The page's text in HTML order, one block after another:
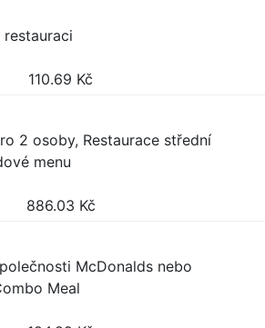
110.69 Kč
2 osoby, Restaurace střední
menu
886.03 Kč
McDonalds nebo
Meal